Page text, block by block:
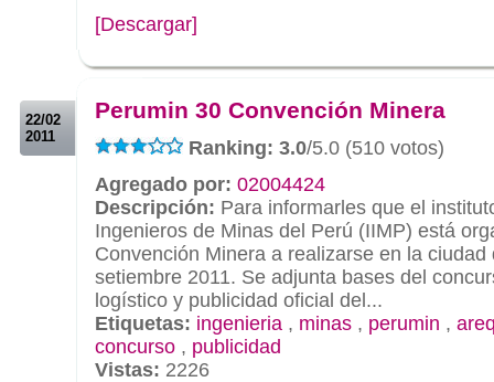
[Descargar]
22/02
2011
Perumin 30 Convención Minera
Ranking: 3.0/5.0 (510 votos)
Agregado por: 02004424
Descripción: Para informarles que el
Ingenieros de Minas del Perú (IIMP) está
Convención Minera a realizarse en la
setiembre 2011. Se adjunta bases del
logístico y publicidad oficial del...
Etiquetas: ingenieria , minas , perumin ,
concurso , publicidad
Vistas: 2226